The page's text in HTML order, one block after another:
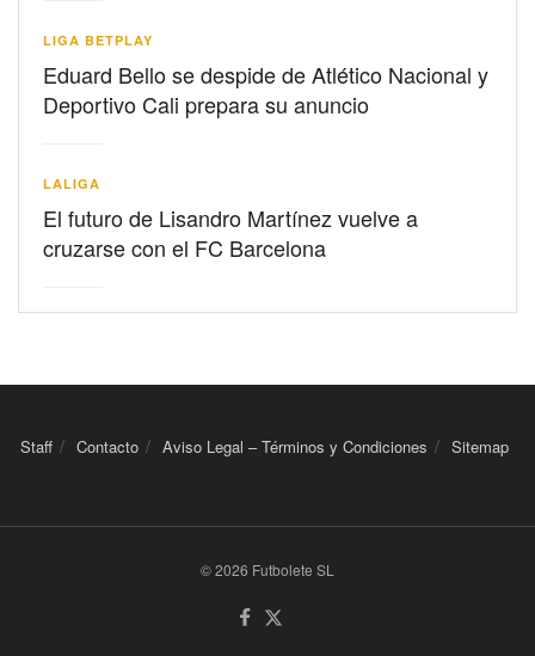
LIGA BETPLAY
Eduard Bello se despide de Atlético Nacional y
Deportivo Cali prepara su anuncio
LALIGA
El futuro de Lisandro Martínez vuelve a
cruzarse con el FC Barcelona
Staff Contacto Aviso Legal – Términos y Condiciones Sitemap
© 2026 Futbolete SL